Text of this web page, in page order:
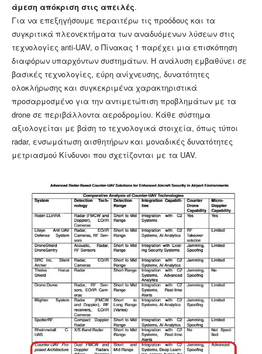
άμεση απόκριση στις απειλές.
Για να επεξηγήσουμε περαιτέρω τις προόδους και τα
συγκριτικά πλεονεκτήματα των αναδυόμενων λύσεων στις
τεχνολογίες anti-UAV, ο Πίνακας 1 παρέχει μια επισκόπηση
διαφόρων υπαρχόντων συστημάτων. Η ανάλυση εμβαθύνει σε
βασικές τεχνολογίες, εύρη ανίχνευσης, δυνατότητες
ολοκλήρωσης και συγκεκριμένα χαρακτηριστικά
προσαρμοσμένο για την αντιμετώπιση προβλημάτων με τα
drone σε περιβάλλοντα αεροδρομίου. Κάθε σύστημα
αξιολογείται με βάση το τεχνολογικά στοιχεία, όπως τύποι
radar, ενσωμάτωση αισθητήρων και μοναδικές δυνατότητες
μετριασμού Κίνδυνοι που σχετίζονται με τα UAV.